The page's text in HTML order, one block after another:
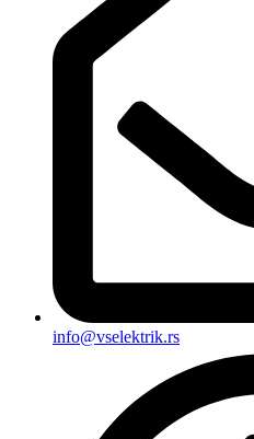
info@vselektrik.rs